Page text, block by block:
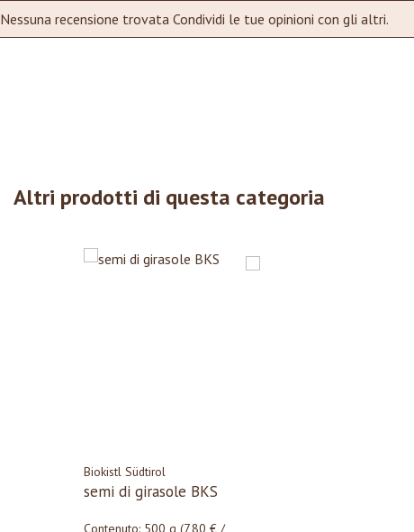
Nessuna recensione trovata Condividi le tue opinioni con gli altri.
Altri prodotti di questa categoria
Biokistl Südtirol
semi di girasole BKS
Contenuto: 500 g (7,80 € /